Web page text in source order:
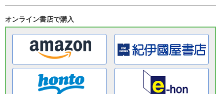
オンライン書店で購入